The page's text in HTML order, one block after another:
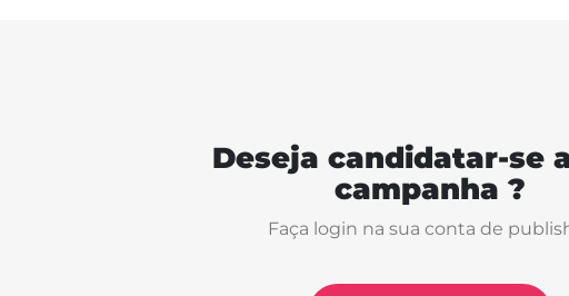
Deseja candidatar-se
campanha ?
Faça login na sua conta de